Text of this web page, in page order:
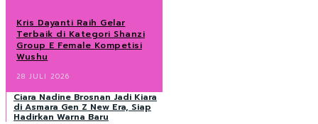
Kris Dayanti Raih Gelar
Terbaik di Kategori Shanzi
Group E Female Kompetisi
Wushu
28 JULI 2026
Ciara Nadine Brosnan Jadi Kiara
di Asmara Gen Z New Era, Siap
Hadirkan Warna Baru